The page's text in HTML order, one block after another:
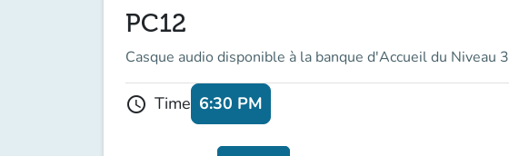
PC12
Casque audio disponible à la banque d'Accueil du Niveau 3
schedule Time 6:30 PM